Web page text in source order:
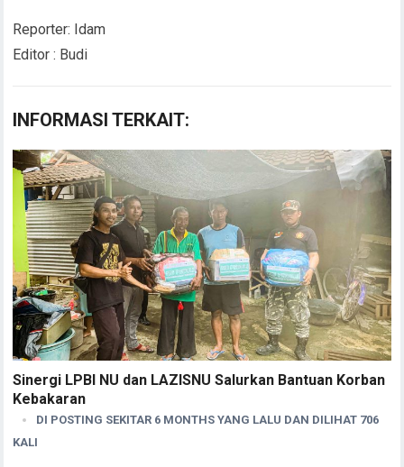
Reporter: Idam
Editor : Budi
INFORMASI TERKAIT:
Sinergi LPBI NU dan LAZISNU Salurkan Bantuan Korban
Kebakaran
DI POSTING SEKITAR 6 MONTHS YANG LALU DAN DILIHAT 706
KALI